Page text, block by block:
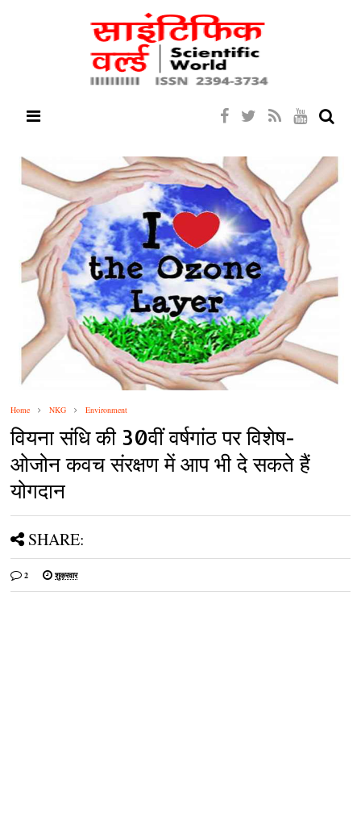
Home NKG Environment
वियना संधि की 30वीं वर्षगांठ पर विशेष-
ओजोन कवच संरक्षण में आप भी दे सकते हैं
योगदान
SHARE:
2 शुक्रवार